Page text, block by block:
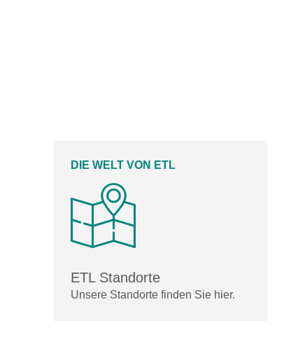
DIE WELT VON ETL
ETL Standorte
Unsere Standorte finden Sie hier.